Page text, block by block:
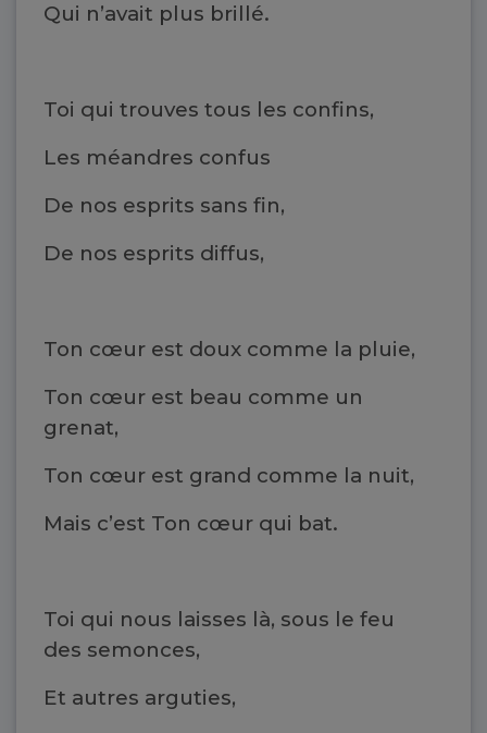
Qui n’avait plus brillé.
Toi qui trouves tous les confins,
Les méandres confus
De nos esprits sans fin,
De nos esprits diffus,
Ton cœur est doux comme la pluie,
Ton cœur est beau comme un
grenat,
Ton cœur est grand comme la nuit,
Mais c’est Ton cœur qui bat.
Toi qui nous laisses là, sous le feu
des semonces,
Et autres arguties,